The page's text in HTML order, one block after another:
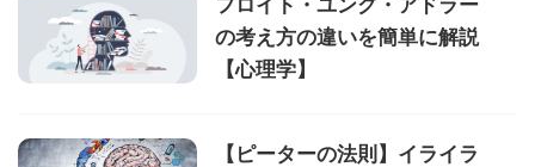
フロイト・ユング・アドラー
の考え方の違いを簡単に解説
【心理学】
【ピーターの法則】イライラ